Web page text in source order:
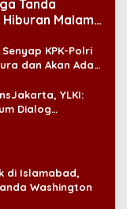
Tanda
Malam
KPK-Polri
dan Akan Ada
YLKI:
Dialog
di Islamabad,
Washington